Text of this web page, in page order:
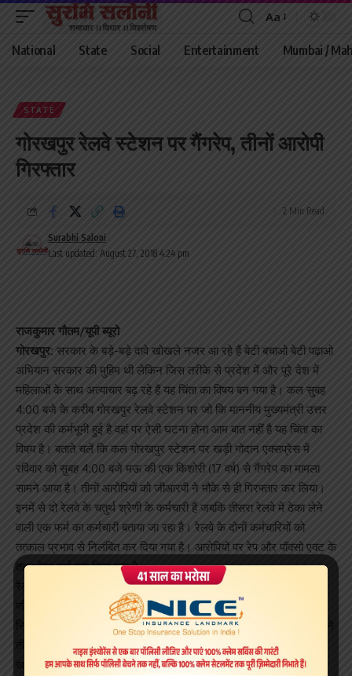
Font
Resizer
Aa
National State Social Entertainment Mumbai /
STATE
गोरखपुर रेलवे स्टेशन पर गैंगरेप, तीनों आरोपी
गिरफ्तार
Last updated: August 27, 2018 4:24 pm
Surabhi Saloni
2 Min Read
राजकुमार गौतम/यूपी ब्यूरो
गोरखपुर: सरकार के बड़े-बड़े दावे खोखले नजर आ रहे हैं बेटी बचाओ बेटी पढ़ाओ
अभियान सरकार की मुहिम थी लेकिन जिस तरीके से प्रदेश में और पूरे देश में
महिलाओं के साथ अत्याचार बढ़ रहे हैं यह चिंता का विषय बन गया है। कल सुबह
4:00 बजे के करीब गोरखपुर रेलवे स्टेशन पर जो कि माननीय मुख्यमंत्री उत्तर
प्रदेश की कर्मभूमी हुई है वहां पर ऐसी घटना होना आम बात नहीं है यह चिंता का
विषय है। बताते चलें कि कल गोरखपुर स्टेशन पर खड़ी गोदान एक्सप्रेस में
रविवार को सुबह 4:00 बजे मऊ की एक किशोरी (17 वर्ष) से गैंगरेप का मामला
सामने आया है। तीनों आरोपियों को जीआरपी ने मौके से ही गिरफ्तार कर लिया।
इनमें से दो रेलवे के चतुर्थ श्रेणी के कर्मचारी हैं जबकि तीसरा रेलवे में ठेका लेने
वाली एक फर्म का कर्मचारी बताया जा रहा है। रेलवे के दोनों कर्मचारियों को
तत्काल प्रभाव से निलंबित कर दिया गया है। आरोपियों पर रेप और पॉक्सो एक्ट के
तहत केस दर्ज कर लिया गया है।
रेलवे स्टेशन के प्लेटफार्म आठ पर गोदान एक्सप्रेस की खाली रैक खड़ी थी।
जीआरपी के सिपाही उधर से गुजरे तो तीन युवक ट्रेन से कूदकर भागने लगे।
सिपाहियों ने दौड़ाकर पकड़ा और उन्हें लेकर बोगी में पहुंचे तो वहां मौजूद किशोरी ने
तीनों पर गैंगरेप का आरोप लगाया। किशोरी का कहना था कि वह गोरखपुर दवा
खरीदने आई थी। ट्रेन न मिलने के कारण प्लेटफार्म पर ट्रेन का इंतजार कर